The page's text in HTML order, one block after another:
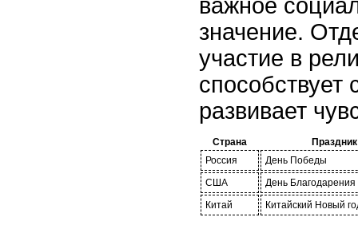
важное
значение.
участие в
развивает
Страна
Праздник
Россия
День Победы
США
День Благодарения
Китай
Китайский Новый